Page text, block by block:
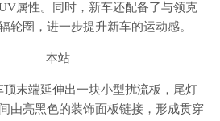
属性。同时，新车还配备了与领克
轮圈，进一步提升新车的运动感。
末端延伸出一块小型扰流板，尾灯
由亮黑色的装饰面板链接，形成贯穿